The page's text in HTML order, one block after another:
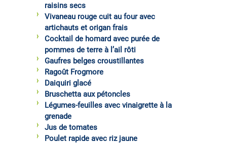
raisins secs
Vivaneau rouge cuit au four avec
artichauts et origan frais
Cocktail de homard avec purée de
pommes de terre à l’ail rôti
Gaufres belges croustillantes
Ragoût Frogmore
Daiquiri glacé
Bruschetta aux pétoncles
Légumes-feuilles avec vinaigrette à la
grenade
Jus de tomates
Poulet rapide avec riz jaune